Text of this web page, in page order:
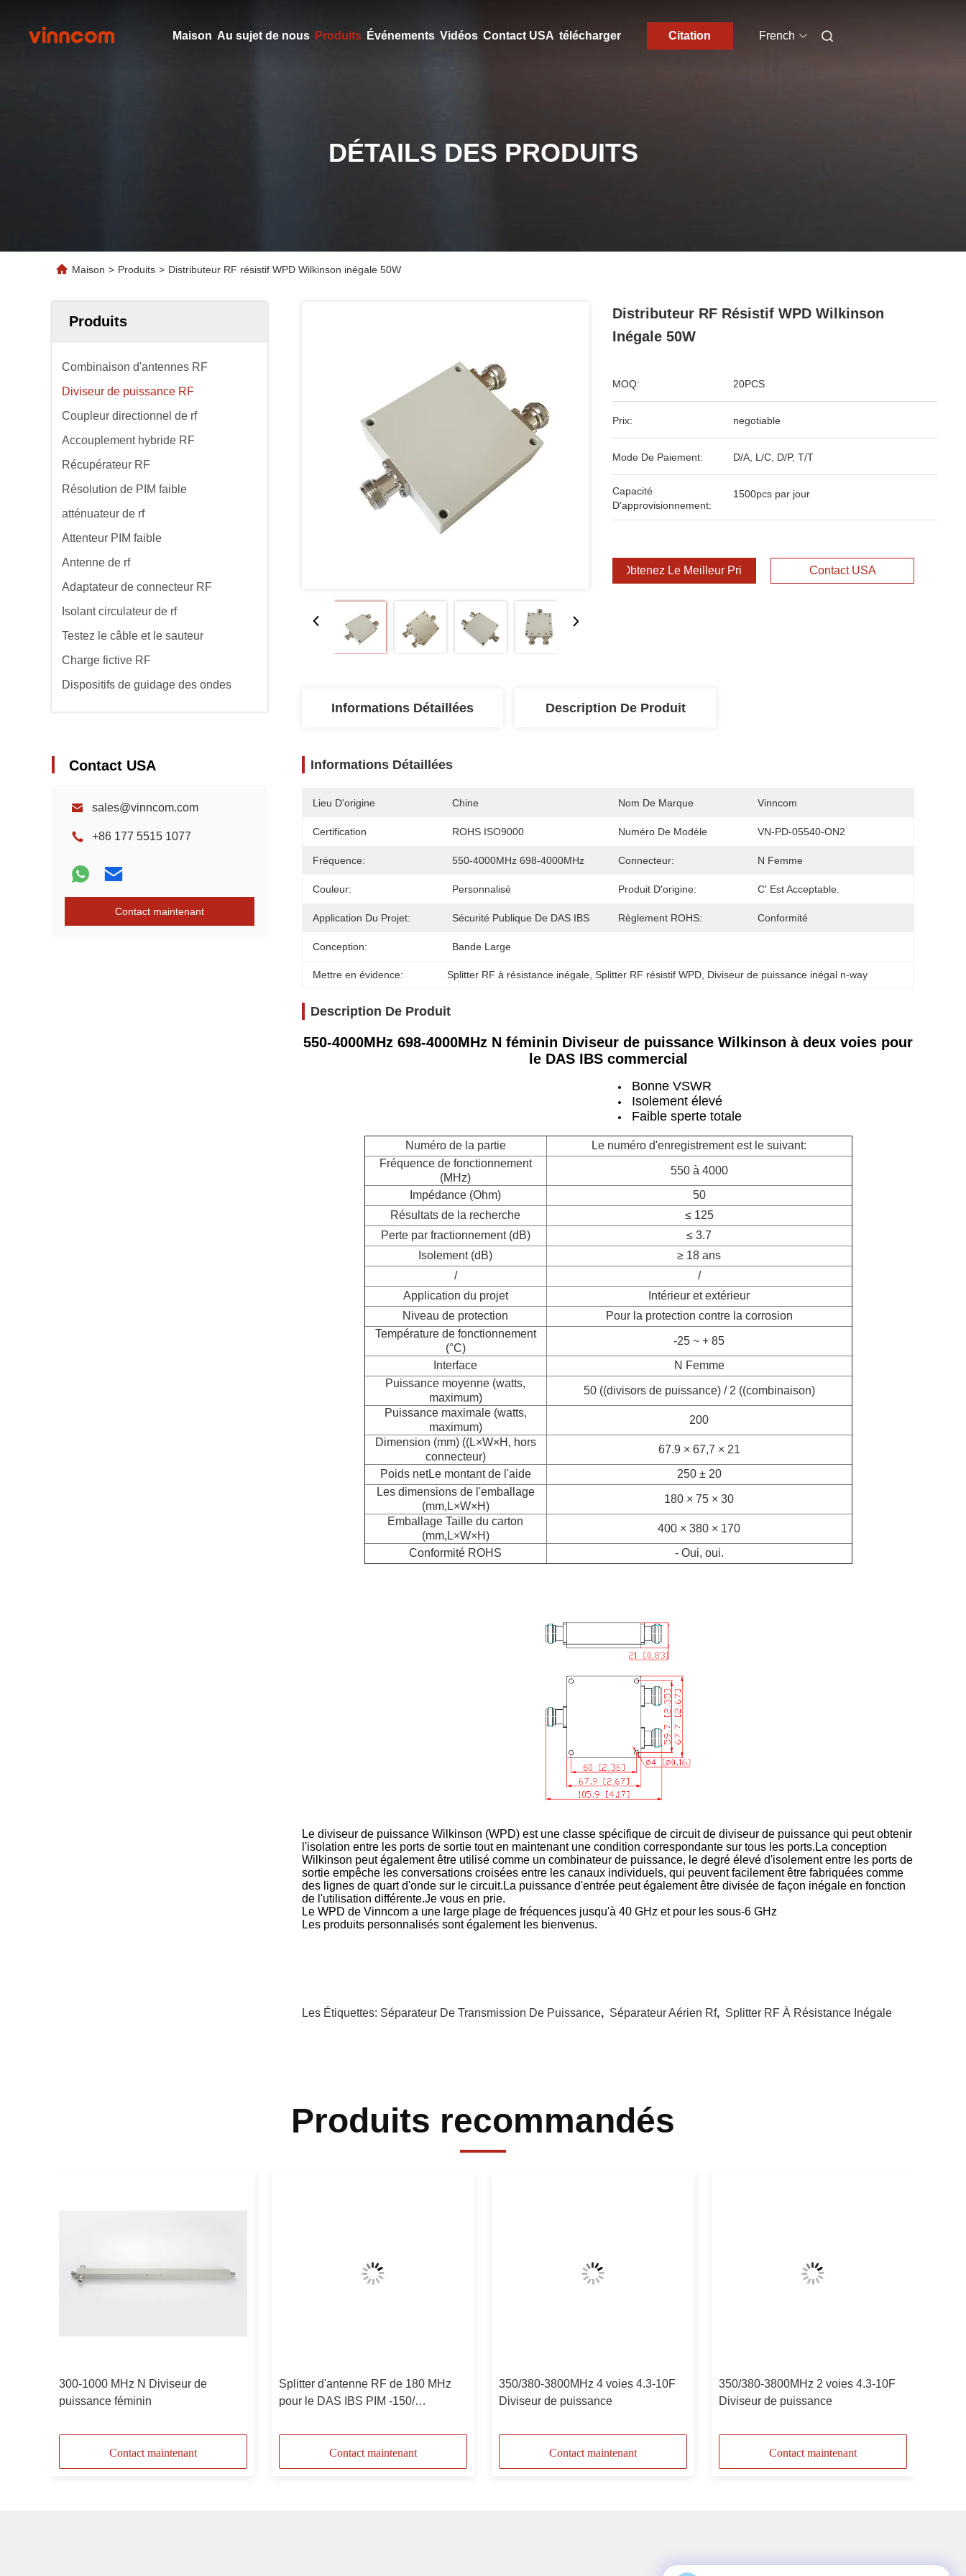
Maison Au sujet de nous Produits Événements Vidéos Contact USA télécharger Citation French
DÉTAILS DES PRODUITS
Maison > Produits > Distributeur RF résistif WPD Wilkinson inégale 50W
Produits
Combinaison d'antennes RF
Diviseur de puissance RF
Coupleur directionnel de rf
Accouplement hybride RF
Récupérateur RF
Résolution de PIM faible
atténuateur de rf
Attenteur PIM faible
Antenne de rf
Adaptateur de connecteur RF
Isolant circulateur de rf
Testez le câble et le sauteur
Charge fictive RF
Dispositifs de guidage des ondes
Contact USA
sales@vinncom.com
+86 177 5515 1077
Contact maintenant
Distributeur RF Résistif WPD Wilkinson
Inégale 50W
MOQ: 20PCS
Prix: negotiable
Mode De Paiement: D/A, L/C, D/P, T/T
Capacité
D'approvisionnement:
1500pcs par jour
Obtenez Le Meilleur Prix Contact USA
Informations Détaillées Description De Produit
Informations Détaillées
Lieu D'origine Chine Nom De Marque Vinncom
Certification ROHS ISO9000 Numéro De Modèle VN-PD-05540-ON2
Fréquence: 550-4000MHz 698-4000MHz Connecteur: N Femme
Couleur: Personnalisé Produit D'origine: C' Est Acceptable.
Application Du Projet: Sécurité Publique De DAS IBS Règlement ROHS: Conformité
Conception: Bande Large
Mettre en évidence: Splitter RF à résistance inégale , Splitter RF résistif WPD Diviseur de puissance inégal n-way
Description De Produit
550-4000MHz 698-4000MHz N féminin Diviseur de puissance Wilkinson à deux voies pour
le DAS IBS commercial
Bonne VSWR
Isolement élevé
Faible sperte totale
Numéro de la partie
Le numéro d'enregistrement est le suivant:
Fréquence de fonctionnement
(MHz)
550 à 4000
Impédance (Ohm)
50
Résultats de la recherche
≤ 125
Perte par fractionnement (dB)
≤ 3.7
Isolement (dB)
≥ 18 ans
/
/
Application du projet
Intérieur et extérieur
Niveau de protection
Pour la protection contre la corrosion
Température de fonctionnement
(°C)
-25 ~ + 85
Interface
N Femme
Puissance moyenne (watts,
maximum)
50 ((divisors de puissance) / 2 ((combinaison)
Puissance maximale (watts,
maximum)
200
Dimension (mm) ((L×W×H, hors
connecteur)
67.9 × 67,7 × 21
Poids netLe montant de l'aide
250 ± 20
Les dimensions de l'emballage
(mm,L×W×H)
180 × 75 × 30
Emballage Taille du carton
(mm,L×W×H)
400 × 380 × 170
Conformité ROHS
- Oui, oui.
Le diviseur de puissance Wilkinson (WPD) est une classe spécifique de circuit de diviseur de puissance qui peut obtenir
l'isolation entre les ports de sortie tout en maintenant une condition correspondante sur tous les ports.La conception
Wilkinson peut également être utilisé comme un combinateur de puissance, le degré élevé d'isolement entre les ports de
sortie empêche les conversations croisées entre les canaux individuels, qui peuvent facilement être fabriquées comme
des lignes de quart d'onde sur le circuit.La puissance d'entrée peut également être divisée de façon inégale en fonction
de l'utilisation différente.Je vous en prie.
Le WPD de Vinncom a une large plage de fréquences jusqu'à 40 GHz et pour les sous-6 GHz
Les produits personnalisés sont également les bienvenus.
Les Étiquettes: Séparateur De Transmission De Puissance, Séparateur Aérien Rf, Splitter RF À Résistance Inégale
Produits recommandés
300-1000 MHz N Diviseur de
puissance féminin
Contact maintenant
Splitter d'antenne RF de 180 MHz
pour le DAS IBS PIM -150/
Contact maintenant
350/380-3800MHz 4 voies 4.3-10F
Diviseur de puissance
Contact maintenant
350/380-3800MHz 2 voies 4.3-10F
Diviseur de puissance
Contact maintenant